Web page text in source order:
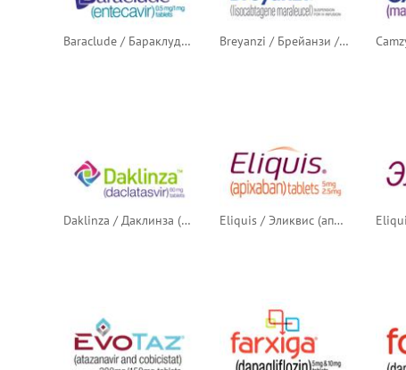
Baraclude / Бараклуд / Бараклюд (энтекавир) Breyanzi / Брейанзи / Бреянзи (лисокабтаген маралейцел)
Daklinza / Даклинза (даклатасвир) Eliquis / Эликвис (апиксабан)